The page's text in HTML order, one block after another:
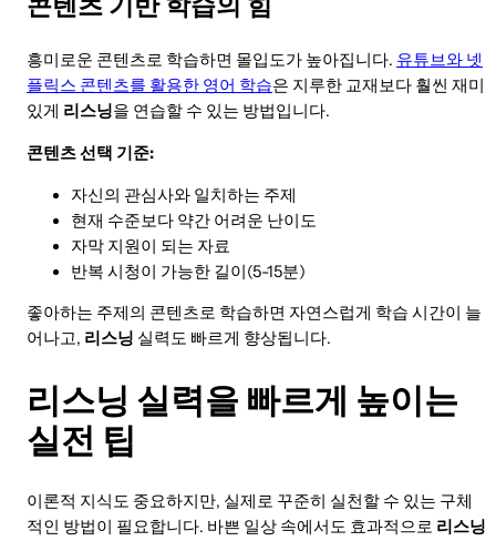
흥미로운 콘텐츠로 학습하면 몰입도가 높아집니다. 유튜브와 넷
플릭스 콘텐츠를 활용한 영어 학습은 지루한 교재보다 훨씬 재미
있게 리스닝을 연습할 수 있는 방법입니다.
콘텐츠 선택 기준:
자신의 관심사와 일치하는 주제
현재 수준보다 약간 어려운 난이도
자막 지원이 되는 자료
반복 시청이 가능한 길이(5-15분)
좋아하는 주제의 콘텐츠로 학습하면 자연스럽게 학습 시간이 늘
어나고, 리스닝 실력도 빠르게 향상됩니다.
리스닝 실력을 빠르게 높이는
실전 팁
이론적 지식도 중요하지만, 실제로 꾸준히 실천할 수 있는 구체
적인 방법이 필요합니다. 바쁜 일상 속에서도 효과적으로 리스닝